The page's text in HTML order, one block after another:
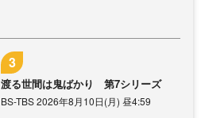
渡る世間は鬼ばかり 第7シリーズ
BS-TBS 2026年8月10日(月) 昼4:59